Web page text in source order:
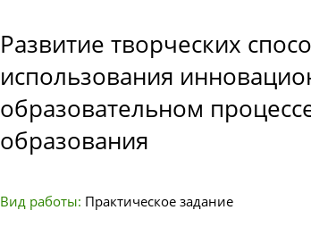
Развитие творческих
использования
образовательном
образования
Вид работы: Практическое задание